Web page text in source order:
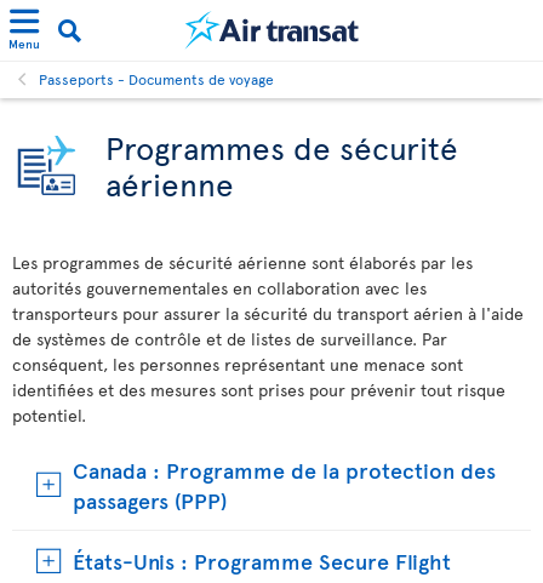
Menu
Passeports - Documents de voyage
Programmes de sécurité
aérienne
Les programmes de sécurité aérienne sont élaborés par les
autorités gouvernementales en collaboration avec les
transporteurs pour assurer la sécurité du transport aérien à l'aide
de systèmes de contrôle et de listes de surveillance. Par
conséquent, les personnes représentant une menace sont
identifiées et des mesures sont prises pour prévenir tout risque
potentiel.
Canada : Programme de la protection des
passagers (PPP)
États-Unis : Programme Secure Flight